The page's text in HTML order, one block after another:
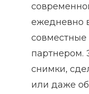
ежедневно
партнером.
снимки,
или даже